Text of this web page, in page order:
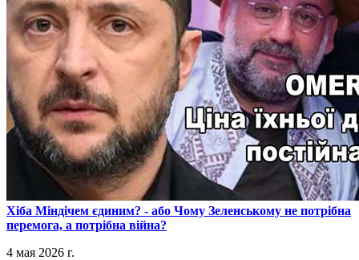
​Хіба Міндічем єдиним? - або Чому Зеленському не потрібна
перемога, а потрібна війна?
4 мая 2026 г.